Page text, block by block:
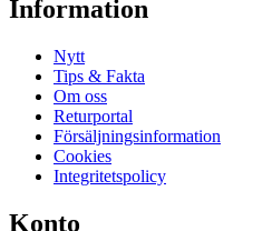
Information
Nytt
Tips & Fakta
Om oss
Returportal
Försäljningsinformation
Cookies
Integritetspolicy
Konto